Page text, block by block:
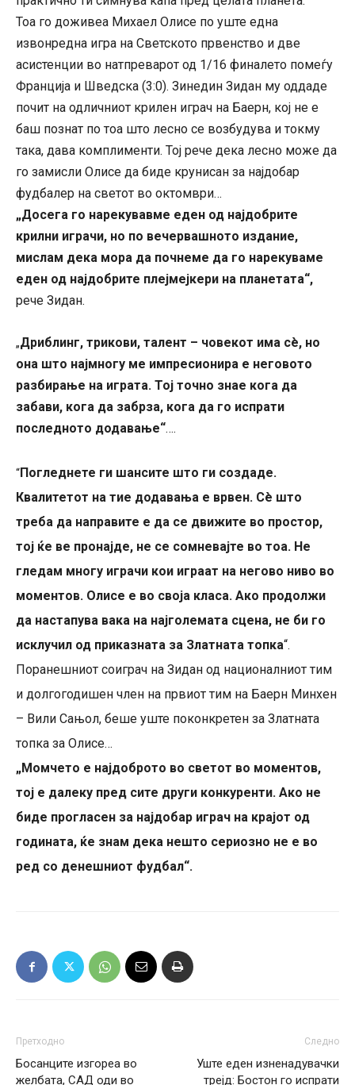
Тоа го доживеа Михаел Олисе по уште една
извонредна игра на Светското првенство и две
асистенции во натпреварот од 1/16 финалето помеѓу
Франција и Шведска (3:0). Зинедин Зидан му оддаде
почит на одличниот крилен играч на Баерн, кој не е
баш познат по тоа што лесно се возбудува и токму
така, дава комплименти. Тој рече дека лесно може да
го замисли Олисе да биде крунисан за најдобар
фудбалер на светот во октомври…
„Досега го нарекувавме еден од најдобрите
крилни играчи, но по вечервашното издание,
мислам дека мора да почнеме да го нарекуваме
еден од најдобрите плејмејкери на планетата“,
рече Зидан.
„Дриблинг, трикови, талент – човекот има сè, но
она што најмногу ме импресионира е неговото
разбирање на играта. Тој точно знае кога да
забави, кога да забрза, кога да го испрати
последното додавање“….
“Погледнете ги шансите што ги создаде.
Квалитетот на тие додавања е врвен. Сè што
треба да направите е да се движите во простор,
тој ќе ве пронајде, не се сомневајте во тоа. Не
гледам многу играчи кои играат на негово ниво во
моментов. Олисе е во своја класа. Ако продолжи
да настапува вака на најголемата сцена, не би го
исклучил од приказната за Златната топка“.
Поранешниот соиграч на Зидан од националниот тим
и долгогодишен член на првиот тим на Баерн Минхен
– Вили Сањол, беше уште поконкретен за Златната
топка за Олисе…
„Момчето е најдоброто во светот во моментов,
тој е далеку пред сите други конкуренти. Ако не
биде прогласен за најдобар играч на крајот од
годината, ќе знам дека нешто сериозно не е во
ред со денешниот фудбал“.
Претходно
Босанците изгореа во
желбата, САД оди во
Следно
Уште еден изненадувачки
трејд: Бостон го испрати